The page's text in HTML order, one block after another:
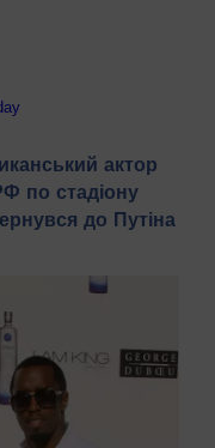
актор
по стадіону
до Путіна